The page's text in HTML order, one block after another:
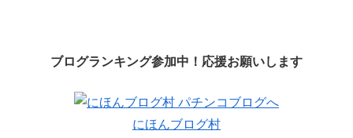
ブログランキング参加中！応援お願いします
にほんブログ村